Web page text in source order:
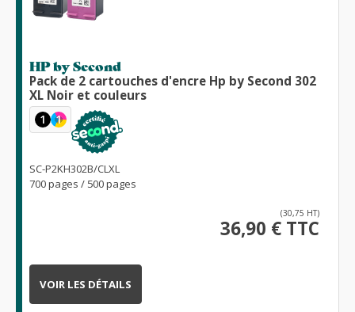
HP by Second
Pack de 2 cartouches d'encre Hp by Second 302
XL Noir et couleurs
1 1
SC-P2KH302B/CLXL
700 pages / 500 pages
(30,75 HT)
36,90 € TTC
VOIR LES DÉTAILS